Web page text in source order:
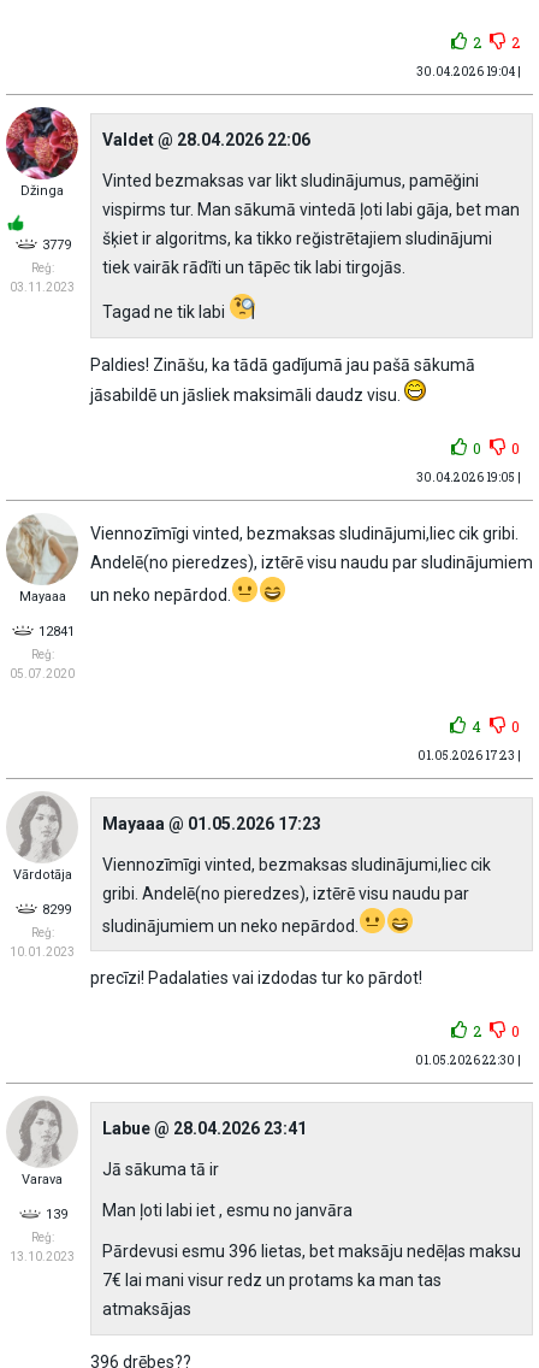
2 2
30.04.2026 19:04 |
Džinga
3779
Reģ:
03.11.2023
Valdet @ 28.04.2026 22:06
Vinted bezmaksas var likt sludinājumus, pamēğini
vispirms tur. Man sākumā vintedā ļoti labi gāja, bet man
šķiet ir algoritms, ka tikko reğistrētajiem sludinājumi
tiek vairāk rādĩti un tāpēc tik labi tirgojās.
Tagad ne tik labi
Paldies! Zināšu, ka tādā gadījumā jau pašā sākumā
jāsabildē un jāsliek maksimāli daudz visu.
0 0
30.04.2026 19:05 |
Mayaaa
12841
Reģ:
05.07.2020
Viennozīmīgi vinted, bezmaksas sludinājumi,liec cik gribi.
Andelē(no pieredzes), iztērē visu naudu par sludinājumiem
un neko nepārdod.
4 0
01.05.2026 17:23 |
Vārdotāja
8299
Reģ:
10.01.2023
Mayaaa @ 01.05.2026 17:23
Viennozīmīgi vinted, bezmaksas sludinājumi,liec cik
gribi. Andelē(no pieredzes), iztērē visu naudu par
sludinājumiem un neko nepārdod.
precīzi! Padalaties vai izdodas tur ko pārdot!
2 0
01.05.2026 22:30 |
Varava
139
Reģ:
13.10.2023
Labue @ 28.04.2026 23:41
Jā sākuma tā ir
Man ļoti labi iet , esmu no janvāra
Pārdevusi esmu 396 lietas, bet maksāju nedēļas maksu
7€ lai mani visur redz un protams ka man tas
atmaksājas
396 drēbes??